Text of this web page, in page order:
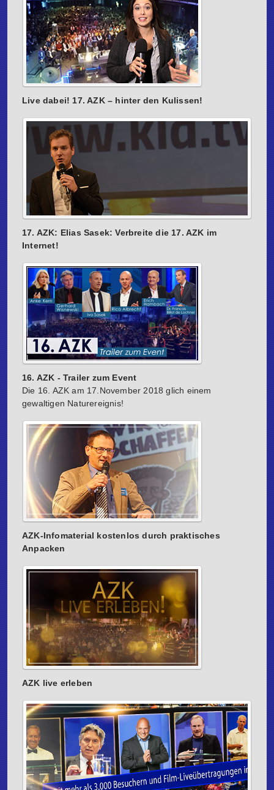
Live dabei! 17. AZK – hinter den Kulissen!
17. AZK: Elias Sasek: Verbreite die 17. AZK im
Internet!
16. AZK - Trailer zum Event
Die 16. AZK am 17.November 2018 glich einem
gewaltigen Naturereignis!
AZK‐Infomaterial kostenlos durch praktisches
Anpacken
AZK live erleben